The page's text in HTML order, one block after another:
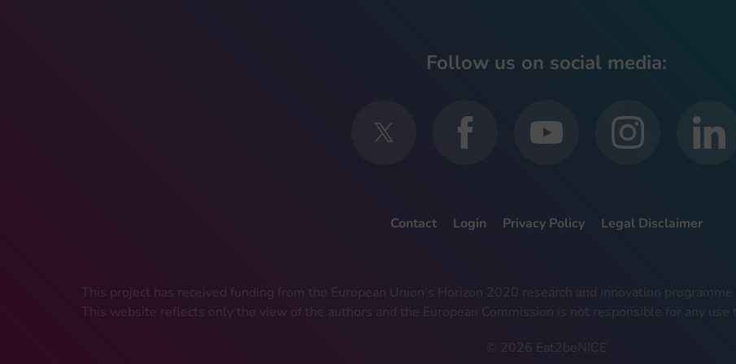
Follow us on social media:
Contact Login Privacy Policy Legal Disclaimer
This project has received funding from the European Union’s Horizon 2020 research and innovation
This website reflects only the view of the authors and the European Commission is not responsible for any
© 2026 Eat2beNICE